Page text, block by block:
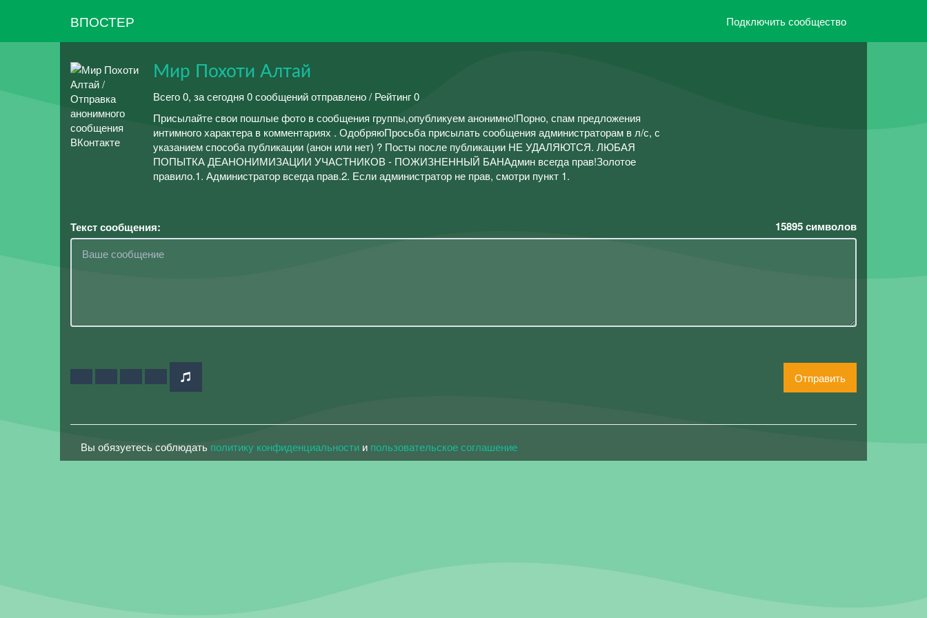
ВПОСТЕР Подключить сообщество
Мир Похоти Алтай
Всего 0, за сегодня 0 сообщений отправлено / Рейтинг 0
Присылайте свои пошлые фото в сообщения группы,опубликуем анонимно!Порно, спам предложения
интимного характера в комментариях . ОдобряюПросьба присылать сообщения администраторам в л/с, с
указанием способа публикации (анон или нет) ? Посты после публикации НЕ УДАЛЯЮТСЯ. ЛЮБАЯ
ПОПЫТКА ДЕАНОНИМИЗАЦИИ УЧАСТНИКОВ - ПОЖИЗНЕННЫЙ БАНАдмин всегда прав!Золотое
правило.1. Администратор всегда прав.2. Если администратор не прав, смотри пункт 1.
Текст сообщения: 15895символов
Отправить
Вы обязуетесь соблюдать политику конфиденциальности и пользовательское соглашение